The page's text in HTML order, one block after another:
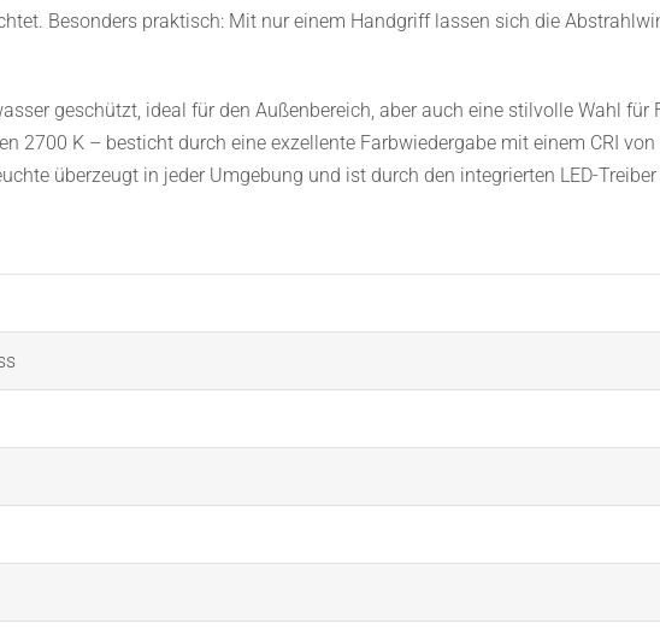
Besonders praktisch: Mit nur einem Handgriff lassen sich die
geschützt, ideal für den Außenbereich, aber auch eine stilvolle Wahl für
2700 K – besticht durch eine exzellente Farbwiedergabe mit einem CRI
überzeugt in jeder Umgebung und ist durch den integrierten LED-